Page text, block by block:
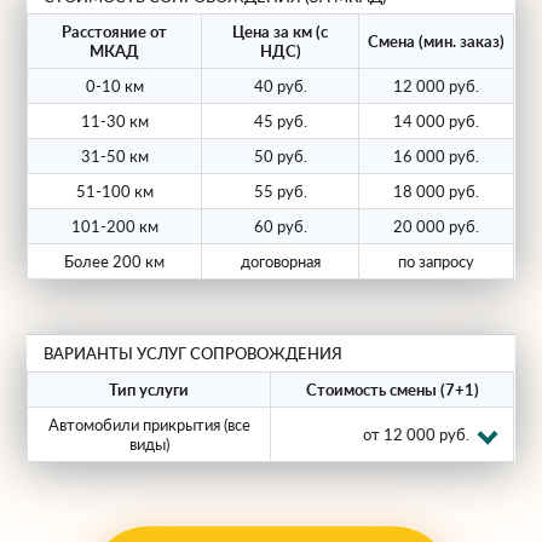
Наши машины прикрытия полностью
соответствуют требованиям
безопасности:
Световая сигнализация.Желто-
оранжевые проблесковые маячки
(мигалки) на крыше.
Информационное табло.
Светоотражающая полоса и надпись
«БОЛЬШАЯ ДЛИНА».
Устройство измерения высоты.
Специальная штанга для контроля
высоты проезда под мостами и
Связь.Радиостанция для постоянного
Расстояние от
МКАД
Цена за км (с
НДС)
Смена (мин. заказ)
0-10 км 40 руб.
12 000 руб.
11-30 км
45 руб.
14 000 руб.
31-50 км
50 руб.
16 000 руб.
51-100 км
55 руб.
18 000 руб.
101-200 км
60 руб.
20 000 руб.
Более 200 км
договорная по запросу
ВАРИАНТЫ УСЛУГ СОПРОВОЖДЕНИЯ
Тип услуги
Стоимость смены (7+1)
Автомобили прикрытия (все
виды)
от 12 000 руб.